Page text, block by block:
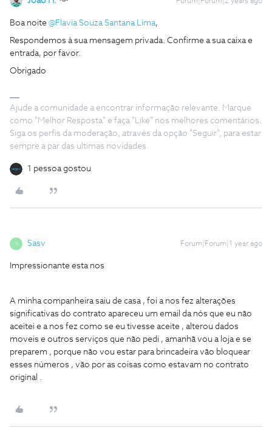
Boa noite @Flavia Souza Santana Lima,
Respondemos à sua mensagem privada. Confirme a sua caixa e
entrada, por favor.
Obrigado
Ajude a comunidade a encontrar informação relevante. Marque
como "Melhor Resposta" e faça "Like" nos melhores comentários.
Siga os perfis da moderação, através da opção "Seguir", para estar
sempre a par das ultimas novidades.
1 pessoa gostou
S Sasv Forum|Forum|1 year ago
Impressionante esta nos
A minha companheira saiu de casa , foi a nos fez alterações
significativas do contrato apareceu um email da nós que eu não
aceitei e a nos fez como se eu tivesse aceite , alterou dados
moveis e outros serviços que não pedi , amanhã vou a loja e se
preparem , porque não vou estar para brincadeira vão bloquear
esses números , vão por as coisas como estavam no contrato
original .